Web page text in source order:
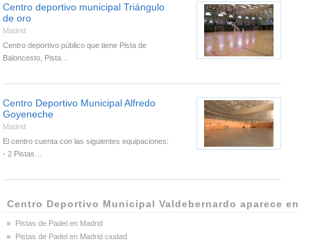
Centro deportivo municipal Triángulo
de oro
Madrid
Centro deportivo público que tiene Pista de
Baloncesto, Pista…
Centro Deportivo Municipal Alfredo
Goyeneche
Madrid
El centro cuenta con las siguientes equipaciones:
- 2 Pistas…
Centro Deportivo Municipal Valdebernardo aparece en
Pistas de Padel en Madrid
Pistas de Padel en Madrid ciudad